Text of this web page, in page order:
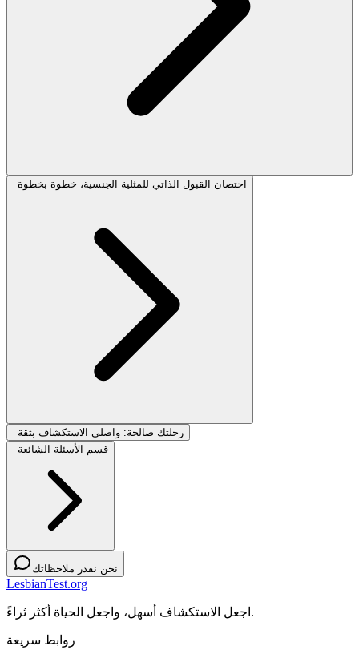
احتضان القبول الذاتي للمثلية الجنسية، خطوة بخطوة
رحلتك صالحة: واصلي الاستكشاف بثقة
قسم الأسئلة الشائعة
نحن نقدر ملاحظاتك
LesbianTest.org
اجعل الاستكشاف أسهل، واجعل الحياة أكثر ثراءً.
روابط سريعة